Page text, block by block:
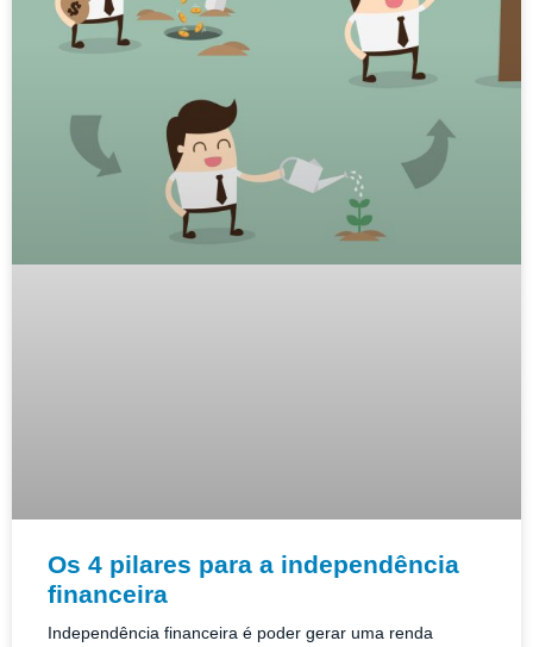
Os 4 pilares para a independência
financeira
Independência financeira é poder gerar uma renda